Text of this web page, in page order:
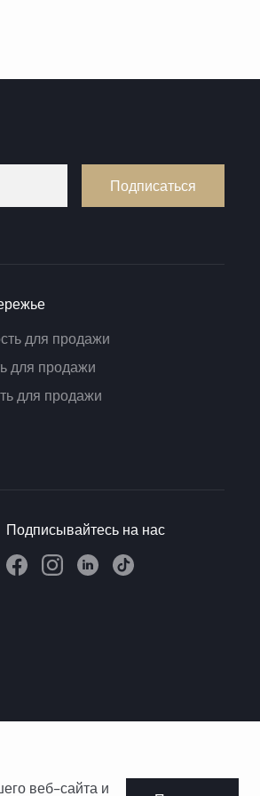
Подписаться
для продажи
для продажи
для продажи
Подписывайтесь на нас
веб-сайта и